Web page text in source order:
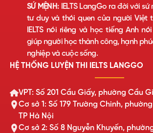
SỨ MỆNH:IELTS LangGo ra đời với sứ
tư duy và thói quen của người Việt
IELTS nói riêng và học tiếng Anh
giúp người học thành công, hạnh
nghiệp và cuộc sống.
HỆ THỐNG LUYỆN THI IELTS LANGGO
VPT: Số 201 Cầu Giấy, phường Cầu
Cơ sở 1: Số 179 Trường Chinh,
TP Hà Nội
Cơ sở 2: Số 8 Nguyễn Khuyến,